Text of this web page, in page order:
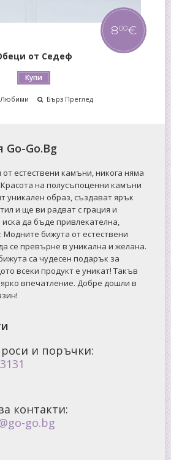
от Ахат
1400€
Купи
Бърз Преглед
Go-Go.Bg
естествени камъни, никога няма
на полусъпоценни камъни
уникален образ, създават ярък
и ще ви радват с грация и
да бъде привлекателна,
Mодните бижута от естествени
се превърне в уникална и желана.
са чудесен подарък за
всеки продукт е уникат! Такъв
впечатление. Добре дошли в
и поръчки:
контакти:
go.bg